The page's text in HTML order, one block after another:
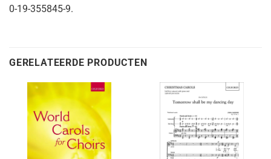
0-19-355845-9.
GERELATEERDE PRODUCTEN